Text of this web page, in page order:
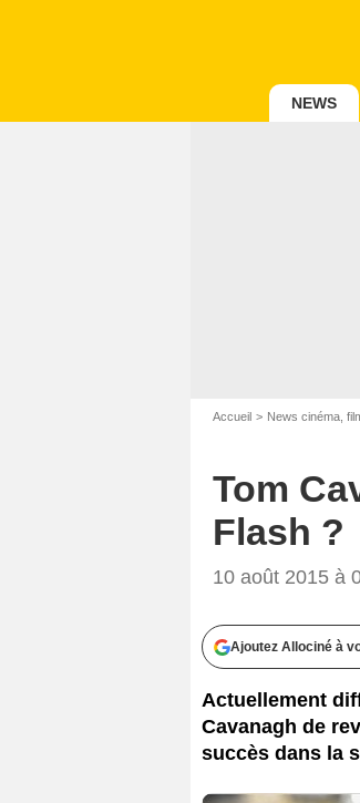
NEWS
Accueil News cinéma,
Tom
Flash ?
10 août 2015 à
Ajoutez Allociné à
Actuellement
Cavanagh de
succès dans la